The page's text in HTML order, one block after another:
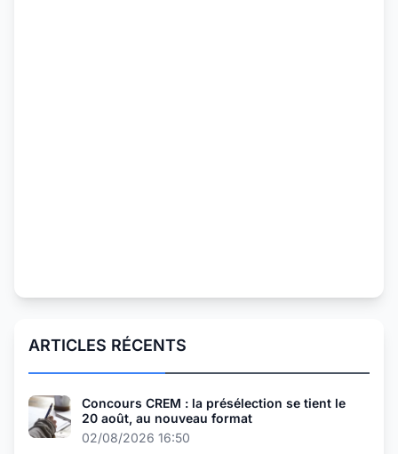
ARTICLES RÉCENTS
Concours CREM : la présélection se tient le
20 août, au nouveau format
02/08/2026 16:50